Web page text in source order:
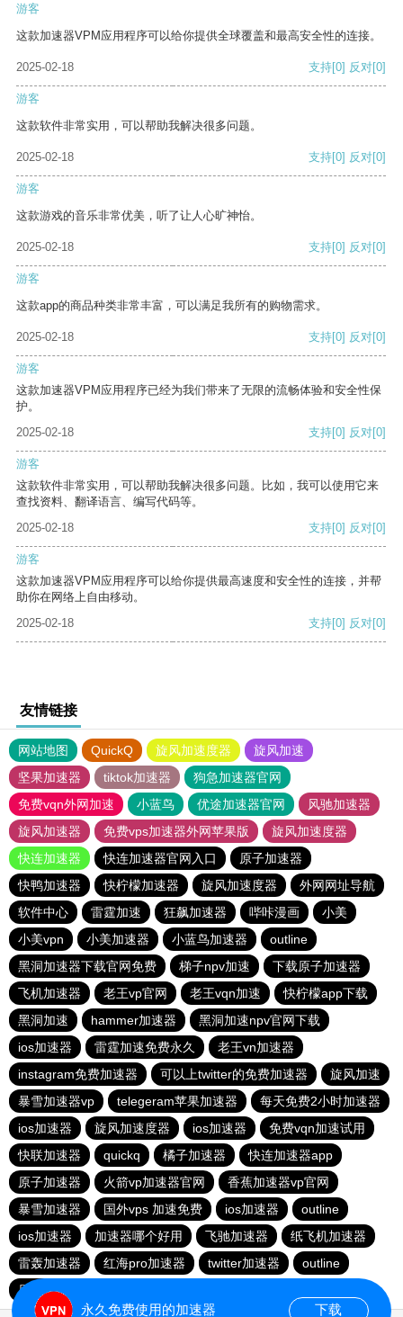
游客
这款加速器VPM应用程序可以给你提供全球覆盖和最高安全性的连接。
2025-02-18 支持[0] 反对[0]
游客
这款软件非常实用，可以帮助我解决很多问题。
2025-02-18 支持[0] 反对[0]
游客
这款游戏的音乐非常优美，听了让人心旷神怡。
2025-02-18 支持[0] 反对[0]
游客
这款app的商品种类非常丰富，可以满足我所有的购物需求。
2025-02-18 支持[0] 反对[0]
游客
这款加速器VPM应用程序已经为我们带来了无限的流畅体验和安全性保
护。
2025-02-18
支持[0] 反对[0]
游客
这款软件非常实用，可以帮助我解决很多问题。比如，我可以使用它来
查找资料、翻译语言、编写代码等。
2025-02-18
支持[0] 反对[0]
游客
这款加速器VPM应用程序可以给你提供最高速度和安全性的连接，并帮
助你在网络上自由移动。
2025-02-18
支持[0] 反对[0]
友情链接
网站地图 QuickQ 旋风加速度器
旋风加速
坚果加速器
tiktok加速器
狗急加速器官网
免费vqn外网加速
小蓝鸟 优途加速器官网
风驰加速器
旋风加速器
免费vps加速器外网苹果版
旋风加速度器
快连加速器
快连加速器官网入口
原子加速器
快鸭加速器
快柠檬加速器 旋风加速度器
外网网址导航
软件中心
雷霆加速 狂飙加速器 哔咔漫画
小美
小美vpn
小美加速器 小蓝鸟加速器
outline
黑洞加速器下载官网免费
梯子npv加速
下载原子加速器
飞机加速器
老王vp官网 老王vqn加速
快柠檬app下载
黑洞加速
hammer加速器
黑洞加速npv官网下载
ios加速器
雷霆加速免费永久
老王vn加速器
instagram免费加速器
可以上twitter的免费加速器
旋风加速
暴雪加速器vp
telegeram苹果加速器
每天免费2小时加速器
ios加速器
旋风加速度器 ios加速器
免费vqn加速试用
快联加速器
quickq 橘子加速器
快连加速器app
原子加速器
火箭vp加速器官网
香蕉加速器vp官网
暴雪加速器
国外vps 加速免费 ios加速器
outline
ios加速器
加速器哪个好用 飞驰加速器
纸飞机加速器
雷轰加速器
红海pro加速器 twitter加速器
outline
原子加速器app官方下载
永久免费使用的加速器 下载